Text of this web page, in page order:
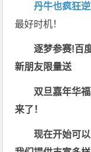
丹牛也疯狂
最好时机！
逐梦参赛!百
新朋友限量送
双旦嘉年华
来了！
现在开始可